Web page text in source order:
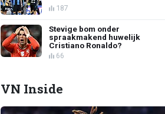
187
Stevige bom onder
spraakmakend huwelijk
Cristiano Ronaldo?
66
VN Inside